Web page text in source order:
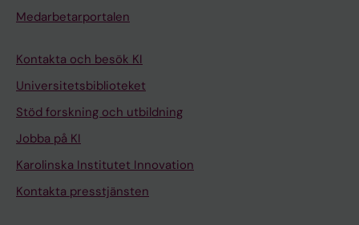
Medarbetarportalen
Kontakta och besök KI
Universitetsbiblioteket
Stöd forskning och utbildning
Jobba på KI
Karolinska Institutet Innovation
Kontakta presstjänsten